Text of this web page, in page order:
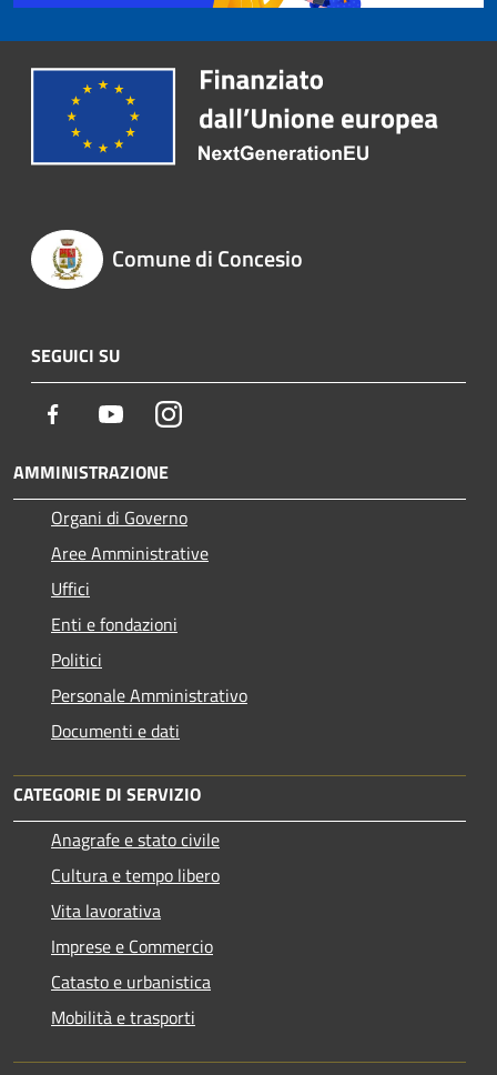
Comune di Concesio
SEGUICI SU
Facebook YoutubeInstagram
AMMINISTRAZIONE
Organi di Governo
Aree Amministrative
Uffici
Enti e fondazioni
Politici
Personale Amministrativo
Documenti e dati
CATEGORIE DI SERVIZIO
Anagrafe e stato civile
Cultura e tempo libero
Vita lavorativa
Imprese e Commercio
Catasto e urbanistica
Mobilità e trasporti